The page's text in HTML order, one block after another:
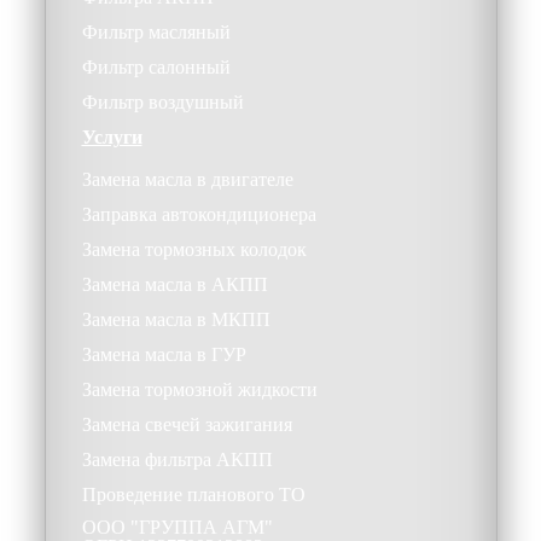
Фильтр масляный
Фильтр салонный
Фильтр воздушный
Услуги
Замена масла в двигателе
Заправка автокондиционера
Замена тормозных колодок
Замена масла в АКПП
Замена масла в МКПП
Замена масла в ГУР
Замена тормозной жидкости
Замена свечей зажигания
Замена фильтра АКПП
Проведение планового ТО
ООО "ГРУППА АГМ"